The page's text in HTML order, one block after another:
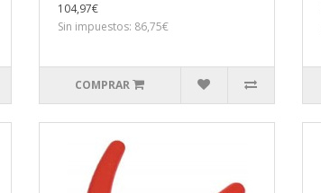
104,97€
Sin impuestos: 86,75€
COMPRAR